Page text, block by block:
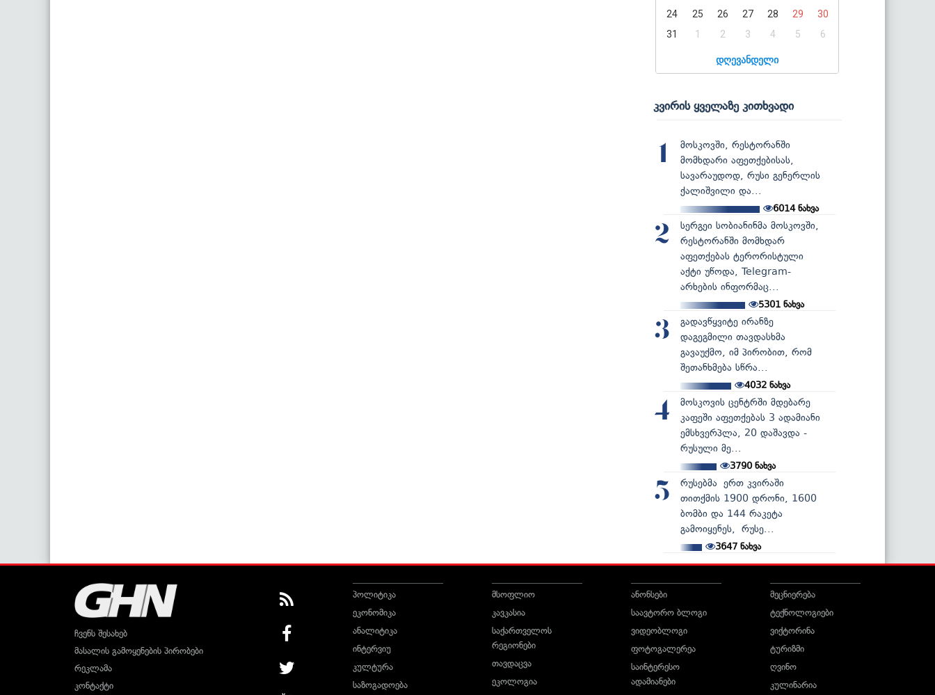
24
25 26 27 28 29
30
31
1 2 3 4 5 6
დღევანდელი
კვირის ყველაზე კითხვადი
1
მოსკოვში, რესტორანში
მომხდარი აფეთქებისას,
სავარაუდოდ, რუსი გენერლის
ქალიშვილი და...
6014ნახვა
2
სერგეი სობიანინმა მოსკოვში,
რესტორანში მომხდარ
აფეთქებას ტერორისტული
აქტი უწოდა, Telegram-
არხების ინფორმაც...
5301 ნახვა
3
გადავწყვიტე ირანზე
დაგეგმილი თავდასხმა
გავაუქმო, იმ პირობით, რომ
შეთანხმება სწრა...
4032ნახვა
4
მოსკოვის ცენტრში მდებარე
კაფეში აფეთქებას 3 ადამიანი
ემსხვერპლა, 20 დაშავდა -
რუსული მე...
3790ნახვა
5
რუსებმა ერთ კვირაში
თითქმის 1900 დრონი, 1600
ბომბი და 144 რაკეტა
გამოიყენეს, რუსე...
3647 ნახვა
ჩვენს შესახებ
მასალის გამოყენების პირობები
რეკლამა
კონტაქტი
პოლიტიკა
ეკონომიკა
ანალიტიკა
ინტერვიუ
კულტურა
საზოგადოება
მსოფლიო
კავკასია
საქართველოს
რეგიონები
თავდაცვა
ეკოლოგია
ანონსები
საავტორო ბლოგი
ვიდეობლოგი
ფოტოგალერეა
საინტერესო
ადამიანები
მეცნიერება
ტექნოლოგიები
ვიქტორინა
ტურიზმი
ღვინო
კულინარია